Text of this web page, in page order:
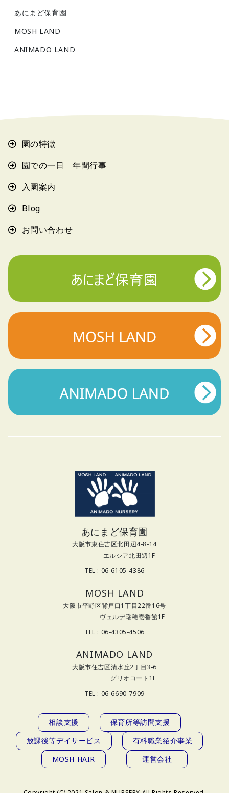
あにまど保育園
MOSH LAND
ANIMADO LAND
園の特徴
園での一日 年間行事
入園案内
Blog
お問い合わせ
あにまど保育園
大阪市東住吉区北田辺4-8-14
エルシア北田辺1F
TEL : 06-6105-4386
MOSH LAND
大阪市平野区背戸口1丁目22番16号
ヴェルデ瑞穂壱番館1F
TEL : 06-4305-4506
ANIMADO LAND
大阪市住吉区清水丘2丁目3-6
グリオコート1F
TEL : 06-6690-7909
相談支援
保育所等訪問支援
放課後等デイサービス
有料職業紹介事業
MOSH HAIR
運営会社